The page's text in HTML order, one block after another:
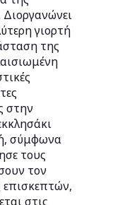
γιορτή
της
στην
σύμφωνα
τους
τον
επισκεπτών,
στις